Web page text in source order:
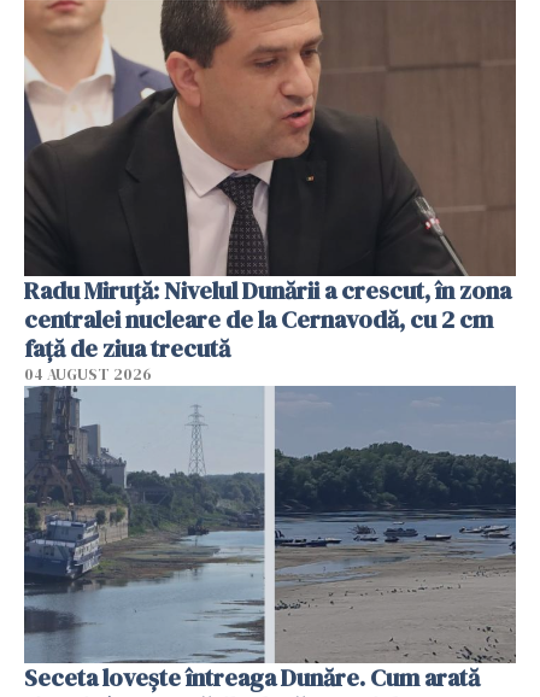
Radu Miruţă: Nivelul Dunării a crescut, în zona
centralei nucleare de la Cernavodă, cu 2 cm
faţă de ziua trecută
04 AUGUST 2026
Seceta lovește întreaga Dunăre. Cum arată